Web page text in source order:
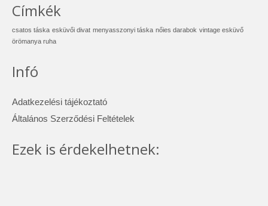
Címkék
csatos táska esküvői divat menyasszonyi táska nőies darabok vintage esküvő
örömanya ruha
Infó
Adatkezelési tájékoztató
Általános Szerződési Feltételek
Ezek is érdekelhetnek: